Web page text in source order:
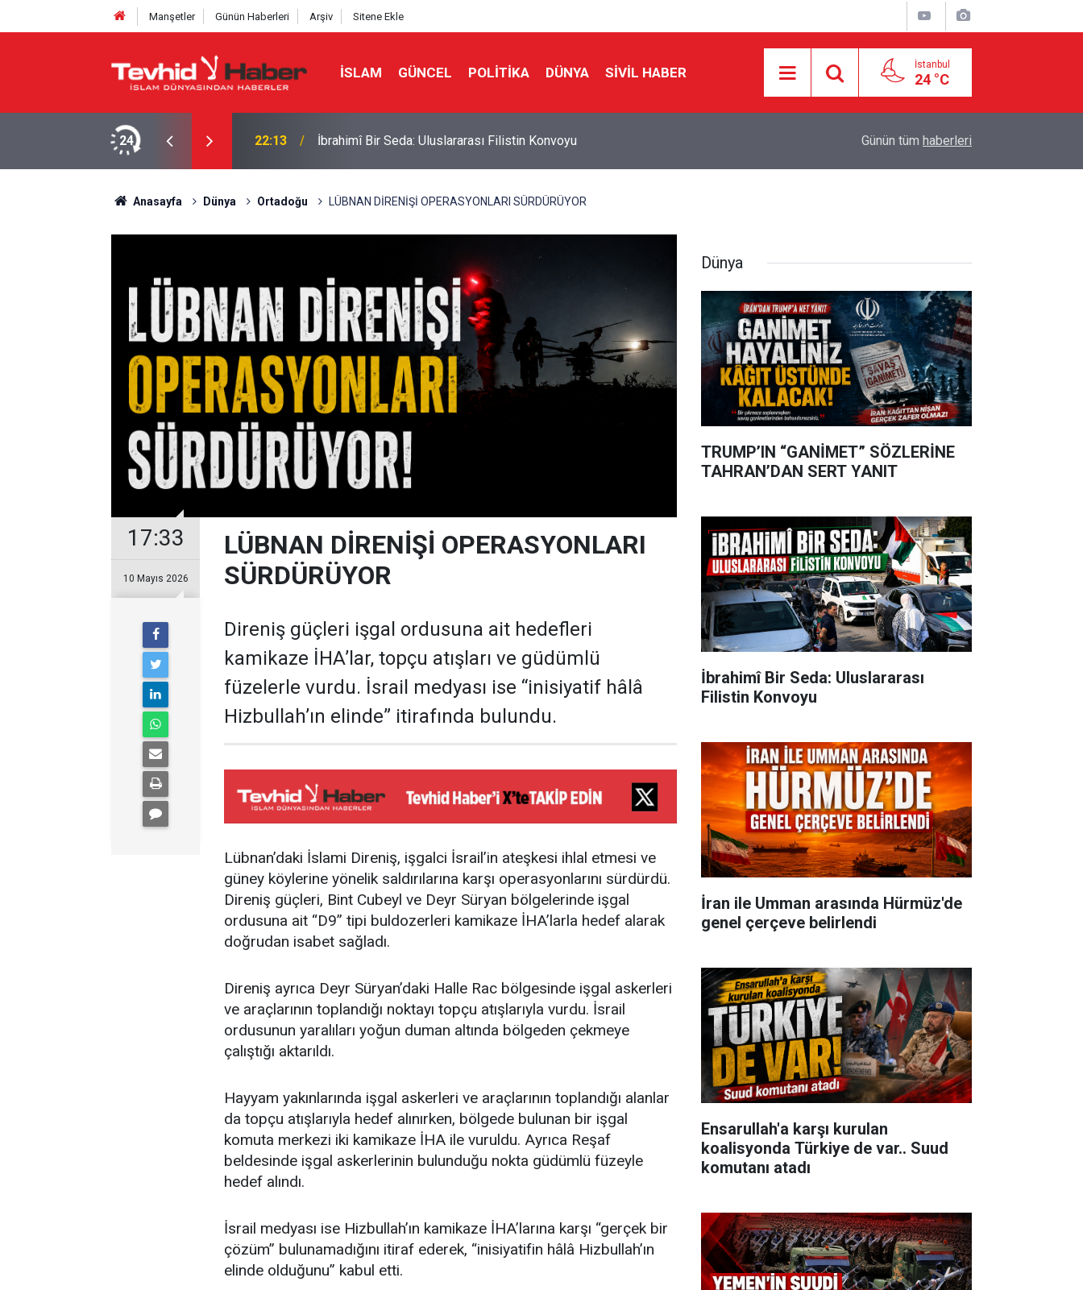
Manşetler Günün Haberleri Arşiv Sitene Ekle
İSLAM GÜNCEL POLITIKA DÜNYA SIVIL HABER İstanbul
24 °C
24
TAHRAN’DAN SERT YANIT 22:13 İbrahimî Bir Seda: Uluslararası Filistin Konvoyu İran ile Umman arasında Hürmüz'de genel
Günün tüm haberleri
Anasayfa Dünya Ortadoğu LÜBNAN DİRENİŞİ OPERASYONLARI SÜRDÜRÜYOR
17:33
10 Mayıs 2026
LÜBNAN DİRENİŞİ OPERASYONLARI
SÜRDÜRÜYOR
Direniş güçleri işgal ordusuna ait hedefleri
kamikaze İHA’lar, topçu atışları ve güdümlü
füzelerle vurdu. İsrail medyası ise “inisiyatif hâlâ
Hizbullah’ın elinde” itirafında bulundu.
Lübnan’daki İslami Direniş, işgalci İsrail’in ateşkesi ihlal etmesi ve
güney köylerine yönelik saldırılarına karşı operasyonlarını sürdürdü.
Direniş güçleri, Bint Cubeyl ve Deyr Süryan bölgelerinde işgal
ordusuna ait “D9” tipi buldozerleri kamikaze İHA’larla hedef alarak
doğrudan isabet sağladı.
Direniş ayrıca Deyr Süryan’daki Halle Rac bölgesinde işgal askerleri
ve araçlarının toplandığı noktayı topçu atışlarıyla vurdu. İsrail
ordusunun yaralıları yoğun duman altında bölgeden çekmeye
çalıştığı aktarıldı.
Hayyam yakınlarında işgal askerleri ve araçlarının toplandığı alanlar
da topçu atışlarıyla hedef alınırken, bölgede bulunan bir işgal
komuta merkezi iki kamikaze İHA ile vuruldu. Ayrıca Reşaf
beldesinde işgal askerlerinin bulunduğu nokta güdümlü füzeyle
hedef alındı.
İsrail medyası ise Hizbullah’ın kamikaze İHA’larına karşı “gerçek bir
çözüm” bulunamadığını itiraf ederek, “inisiyatifin hâlâ Hizbullah’ın
elinde olduğunu” kabul etti.
Dünya
TRUMP’IN “GANİMET” SÖZLERİNE
TAHRAN’DAN SERT YANIT
İbrahimî Bir Seda: Uluslararası
Filistin Konvoyu
İran ile Umman arasında Hürmüz'de
genel çerçeve belirlendi
Ensarullah'a karşı kurulan
koalisyonda Türkiye de var.. Suud
komutanı atadı